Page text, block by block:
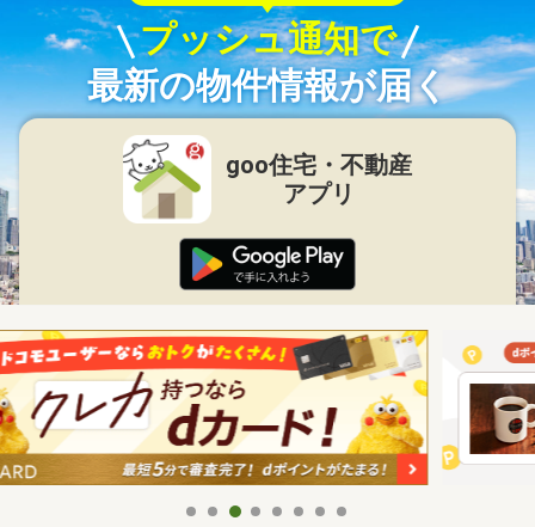
プッシュ通知で
最新の物件情報が届く
goo住宅・不動産
アプリ